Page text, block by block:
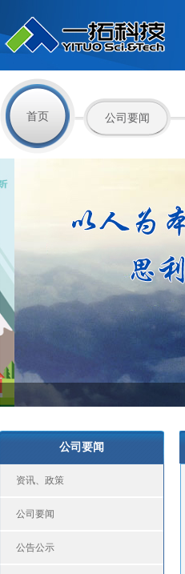
首页 公司要闻
公司要闻
资讯、政策
公司要闻
公告公示